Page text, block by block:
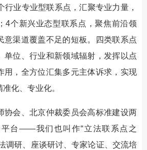
行业专业型联系点，汇聚专业力量，
4个新兴业态型联系点，聚焦前沿领
意渠道覆盖不足的短板。四类联系点
单位、行业和新领域辐射，发挥以点
用，全方位汇集多元主体诉求，实现
化、专业化。
会、北京仲裁委员会高标准建设两
台——我们也叫作“立法联系点之
调研、座谈研讨、专家论证、交流培